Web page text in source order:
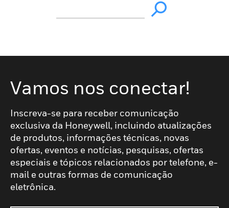
Vamos nos conectar!
Inscreva-se para receber comunicação
exclusiva da Honeywell, incluindo atualizações
de produtos, informações técnicas, novas
ofertas, eventos e notícias, pesquisas, ofertas
especiais e tópicos relacionados por telefone, e-
mail e outras formas de comunicação
eletrônica.